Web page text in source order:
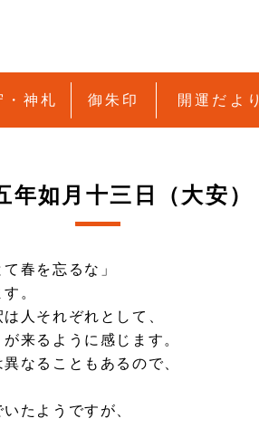
・神札 御朱印 開運だより
年如月十三日（大安）
春を忘るな」
。
人それぞれとして、
来るように感じます。
なることもあるので、
たようですが、